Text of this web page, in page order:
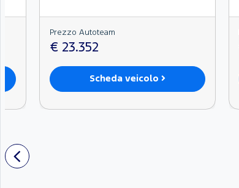
Prezzo Autoteam
€ 23.352
Scheda veicolo